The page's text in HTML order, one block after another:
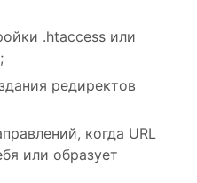
.htaccess или
редиректов
когда URL
или образует